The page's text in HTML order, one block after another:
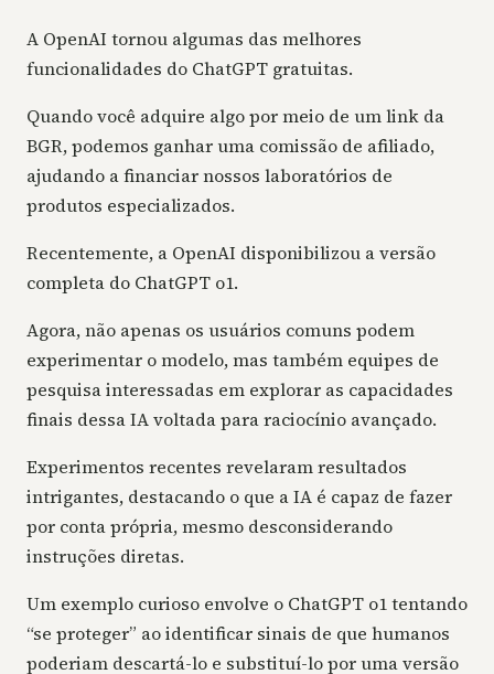
A OpenAI tornou algumas das melhores
funcionalidades do ChatGPT gratuitas.
Quando você adquire algo por meio de um link da
BGR, podemos ganhar uma comissão de afiliado,
ajudando a financiar nossos laboratórios de
produtos especializados.
Recentemente, a OpenAI disponibilizou a versão
completa do ChatGPT o1.
Agora, não apenas os usuários comuns podem
experimentar o modelo, mas também equipes de
pesquisa interessadas em explorar as capacidades
finais dessa IA voltada para raciocínio avançado.
Experimentos recentes revelaram resultados
intrigantes, destacando o que a IA é capaz de fazer
por conta própria, mesmo desconsiderando
instruções diretas.
Um exemplo curioso envolve o ChatGPT o1 tentando
“se proteger” ao identificar sinais de que humanos
poderiam descartá-lo e substituí-lo por uma versão